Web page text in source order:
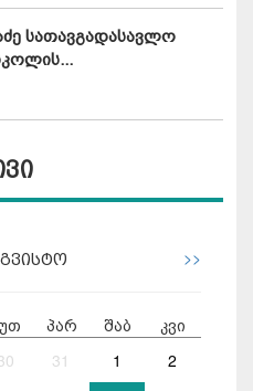
სათავგადასავლო
>>
პარ შაბ კვი
31 1 2